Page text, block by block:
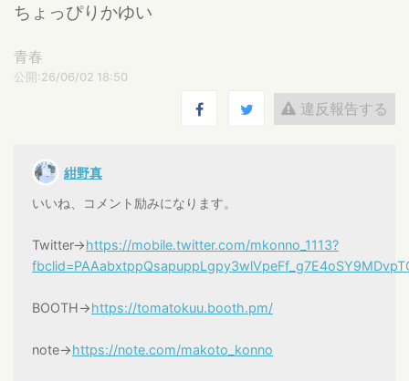
ちょっぴりかゆい
青春
公開:26/06/02 18:50
違反報告する
紺野真
いいね、コメント励みになります。
Twitter→https://mobile.twitter.com/mkonno_1113?
BOOTH→https://tomatokuu.booth.pm/
note→https://note.com/makoto_konno